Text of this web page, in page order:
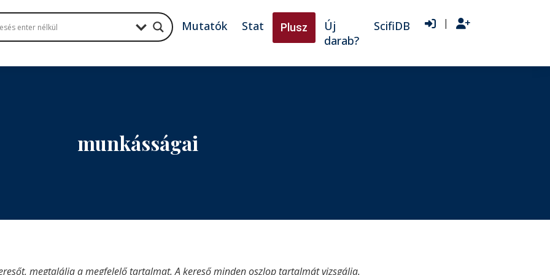
Mutatók Stat Plusz
Új
darab?
ScifiDB |
munkásságai
megtalálja a megfelelő tartalmat. A kereső minden oszlop tartalmát vizsgálja.